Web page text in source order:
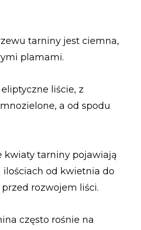
tarniny jest ciemna,
plamami.
eliptyczne liście, z
a od spodu
kwiaty tarniny pojawiają
ilościach od kwietnia do
rozwojem liści.
często rośnie na